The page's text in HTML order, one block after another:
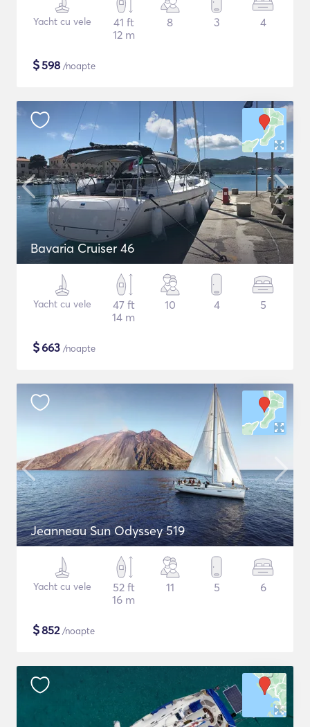
Yacht cu vele
41 ft
12 m
8 3 4
$598 /noapte
Bavaria Cruiser 46
Yacht cu vele
47 ft
14 m
10 4 5
$663 /noapte
Jeanneau Sun Odyssey 519
Yacht cu vele
52 ft
16 m
11 5 6
$852/noapte